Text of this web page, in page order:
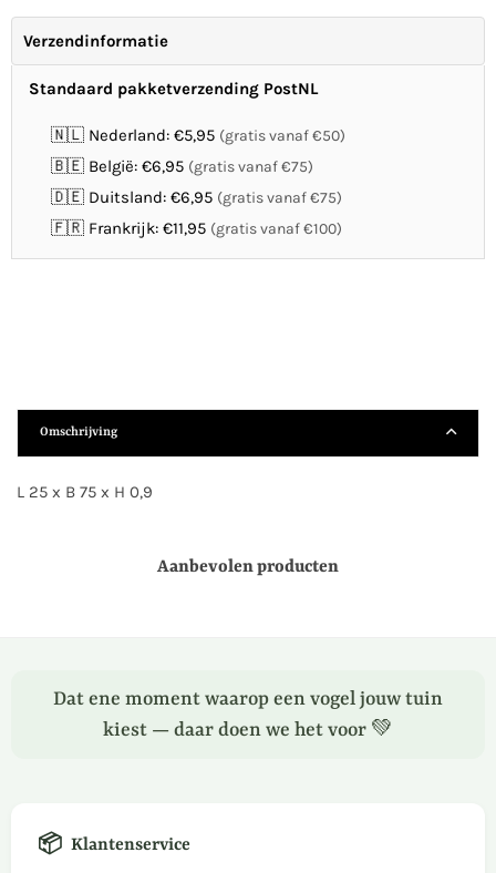
Verzendinformatie
Standaard pakketverzending PostNL
🇳🇱 Nederland: €5,95 (gratis vanaf €50)
🇧🇪 België: €6,95 (gratis vanaf €75)
🇩🇪 Duitsland: €6,95 (gratis vanaf €75)
🇫🇷 Frankrijk: €11,95 (gratis vanaf €100)
Omschrijving
L 25 x B 75 x H 0,9
Aanbevolen producten
Dat ene moment waarop een vogel jouw tuin
kiest — daar doen we het voor 💚
📦 Klantenservice